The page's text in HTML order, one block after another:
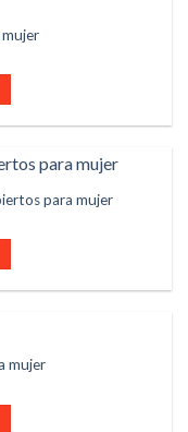
para mujer
mujer